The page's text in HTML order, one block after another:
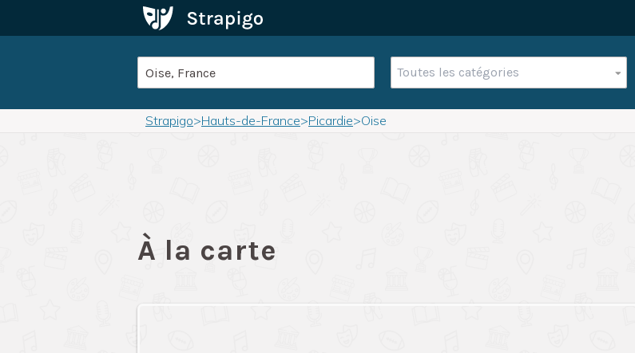
Toutes les catégories
Strapigo>Hauts-de-France>Picardie>Oise
À la carte